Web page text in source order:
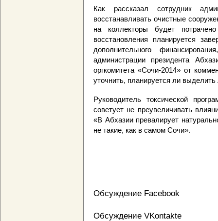
Как рассказал сотрудник
восстанавливать очистные
на коллекторы будет
восстановления планируется
дополнительного
администрации президента
оргкомитета «Сочи-2014» от
уточнить, планируется ли
Руководитель токсической
советует не преувеличивать
«В Абхазии превалирует
не такие, как в самом Сочи».
Обсуждение Facebook
Обсуждение VKontakte